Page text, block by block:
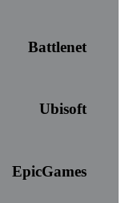
Battlenet
Ubisoft
EpicGames